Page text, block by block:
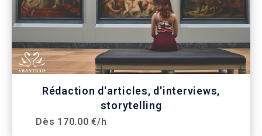
Rédaction d'articles, d'interviews,
storytelling
Dès 170.00 €/h